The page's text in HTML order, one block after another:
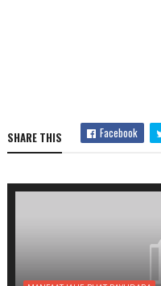
SHARE THIS Facebook